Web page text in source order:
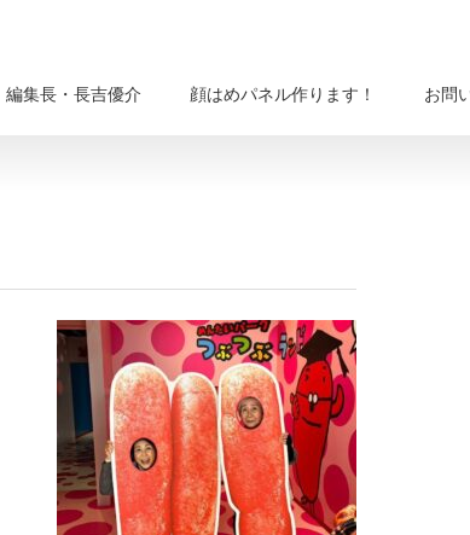
編集長・長吉優介 顔はめパネル作ります！ お問